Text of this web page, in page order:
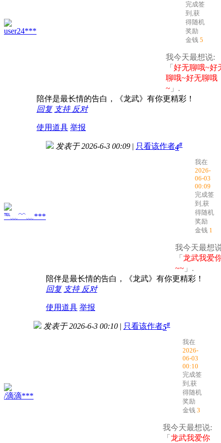
user24***
完成签
到,获
得随机
奖励
金钱 5
我今天最想说:
「 好无聊哦~好
聊哦~好无聊哦
~ 」.
陪伴是最长情的告白，《龙武》有你更精彩！
回复 支持 反对
使用道具 举报
℡﹏﹌﹏***
发表于 2026-6-3 00:09 | 只看该作者4#
我在
2026-
06-03
00:09
完成签
到,获
得随机
奖励
金钱 1
我今天最想
「 龙武我爱
~~ 」.
陪伴是最长情的告白，《龙武》有你更精彩！
回复 支持 反对
使用道具 举报
/滴滴***
发表于 2026-6-3 00:10 | 只看该作者5#
我在
2026-
06-03
00:10
完成签
到,获
得随机
奖励
金钱 3
我今天最想说:
「 龙武我爱你